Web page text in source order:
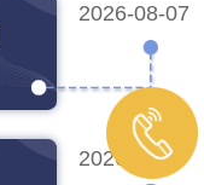
2026-08-07
2026-08-07